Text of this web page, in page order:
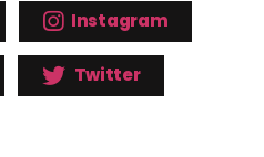
Instagram
Twitter